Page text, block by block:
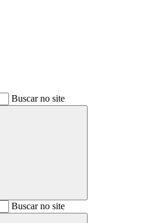
Buscar no site
Buscar no site